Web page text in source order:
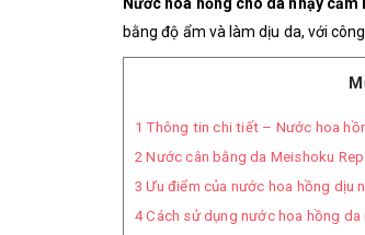
Nước hoa hồng cho da nhạy
bằng độ ẩm và làm dịu da, với
1 Thông tin chi tiết – Nước hoa
2 Nước cân bằng da Meishoku
3 Ưu điểm của nước hoa hồng dịu
4Cách sử dụng nước hoa hồng